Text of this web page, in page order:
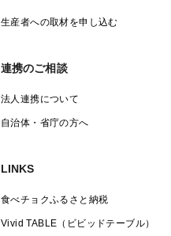
生産者への取材を申し込む
連携のご相談
法人連携について
自治体・省庁の方へ
LINKS
食べチョクふるさと納税
Vivid TABLE（ビビッドテーブル）